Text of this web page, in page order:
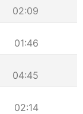
02:09
01:46
04:45
02:14